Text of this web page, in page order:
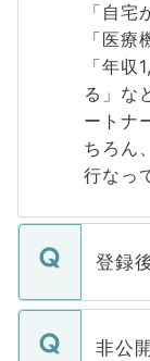
「自
「医
「年
る」な
ートナ
ちろん
行なっ
登録
ご登録
登録
非公